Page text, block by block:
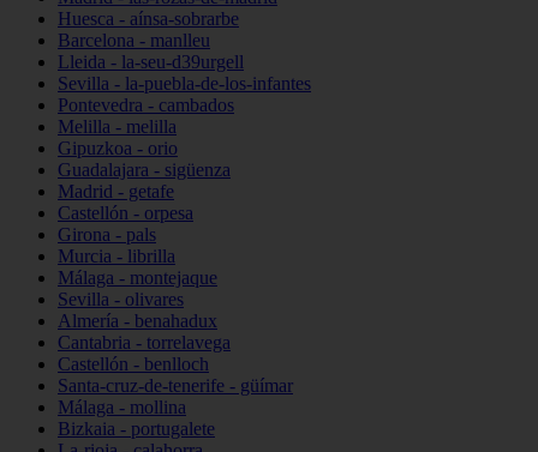
Huesca - aínsa-sobrarbe
Barcelona - manlleu
Lleida - la-seu-d39urgell
Sevilla - la-puebla-de-los-infantes
Pontevedra - cambados
Melilla - melilla
Gipuzkoa - orio
Guadalajara - sigüenza
Madrid - getafe
Castellón - orpesa
Girona - pals
Murcia - librilla
Málaga - montejaque
Sevilla - olivares
Almería - benahadux
Cantabria - torrelavega
Castellón - benlloch
Santa-cruz-de-tenerife - güímar
Málaga - mollina
Bizkaia - portugalete